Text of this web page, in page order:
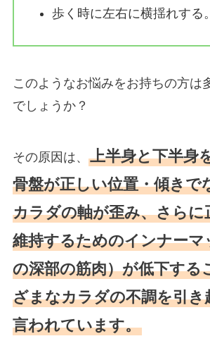
歩く時に左右に横揺れする。
このようなお悩みをお持ちの方は
でしょうか？
その原因は、 上半身と下半身
骨盤が正しい位置・傾きで
カラダの軸が歪み、さらに
維持するためのインナーマ
の深部の筋肉）が低下する
ざまなカラダの不調を引き
言われています。